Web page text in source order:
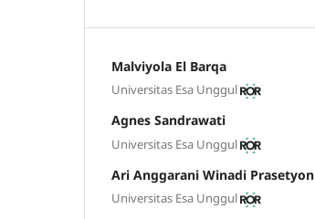
Malviyola El Barqa
Universitas Esa Unggul
Agnes Sandrawati
Universitas Esa Unggul
Ari Anggarani Winadi
Universitas Esa Unggul